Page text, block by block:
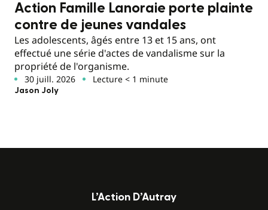
Action Famille Lanoraie porte plainte
contre de jeunes vandales
Les adolescents, âgés entre 13 et 15 ans, ont
effectué une série d'actes de vandalisme sur la
propriété de l'organisme.
30 juill. 2026 Lecture < 1 minute
Jason Joly
L’Action D’Autray